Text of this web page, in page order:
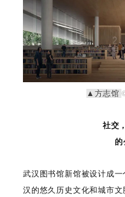
▲方志馆
社交
的
武汉图书馆新馆被设计成
汉的悠久历史文化和城市